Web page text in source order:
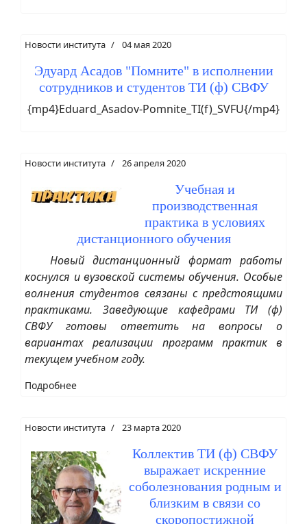
Новости института 04 мая 2020
Эдуард Асадов "Помните" в исполнении
сотрудников и студентов ТИ (ф) СВФУ
{mp4}Eduard_Asadov-Pomnite_TI(f)_SVFU{/mp4}
Новости института 26 апреля 2020
Учебная и
производственная
практика в условиях
дистанционного обучения
Новый дистанционный формат работы
коснулся и вузовской системы обучения. Особые
волнения студентов связаны с предстоящими
практиками. Заведующие кафедрами ТИ (ф)
СВФУ готовы ответить на вопросы о
вариантах реализации программ практик в
текущем учебном году.
Подробнее
Новости института 23 марта 2020
Коллектив ТИ (ф) СВФУ
выражает искренние
соболезнования родным и
близким в связи со
скоропостижной